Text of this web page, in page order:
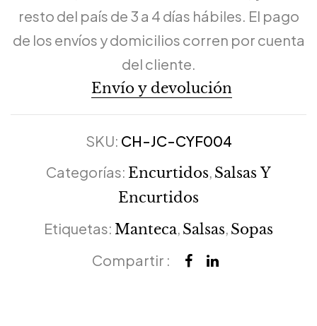
resto del país de 3 a 4 días hábiles. El pago
de los envíos y domicilios corren por cuenta
del cliente.
Envío y devolución
SKU: CH-JC-CYF004
Categorías: Encurtidos Salsas Y
Encurtidos
Etiquetas: Manteca Salsas Sopas
Compartir :